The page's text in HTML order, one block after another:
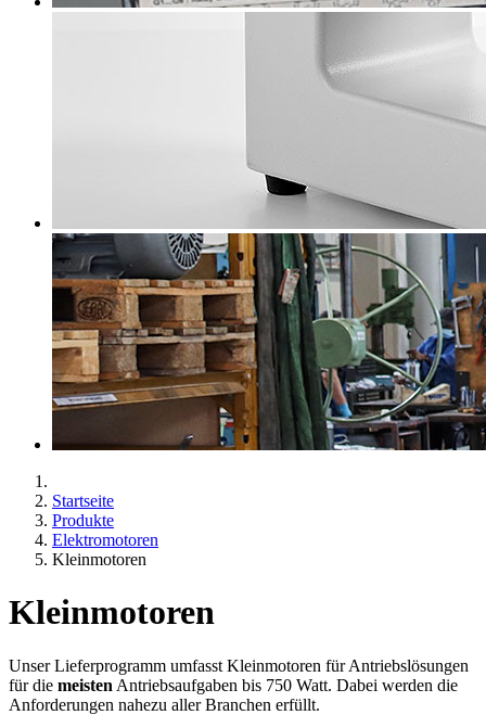
Startseite
Produkte
Elektromotoren
Kleinmotoren
Kleinmotoren
Unser Lieferprogramm umfasst Kleinmotoren für Antriebslösungen
für die meisten Antriebsaufgaben bis 750 Watt. Dabei werden die
Anforderungen nahezu aller Branchen erfüllt.